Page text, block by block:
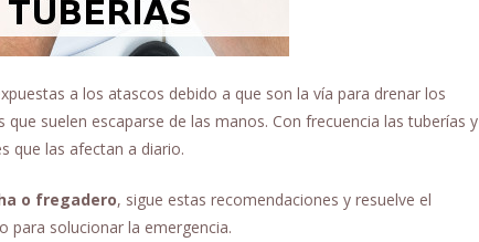
a los atascos debido a que son la vía para drenar los
suelen escaparse de las manos. Con frecuencia las tuberías y
que las afectan a diario.
o fregadero, sigue estas recomendaciones y resuelve el
para solucionar la emergencia.